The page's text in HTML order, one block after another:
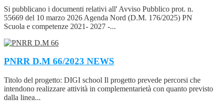
Si pubblicano i documenti relativi all' Avviso Pubblico prot. n.
55669 del 10 marzo 2026 Agenda Nord (D.M. 176/2025) PN
Scuola e competenze 2021- 2027 -...
PNRR D.M 66/2023 NEWS
Titolo del progetto: DIGI school Il progetto prevede percorsi che
intendono realizzare attività in complementarietà con quanto previsto
dalla linea...